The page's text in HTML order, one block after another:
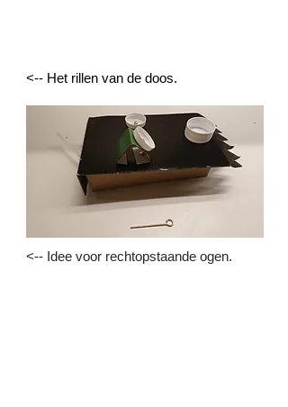
<-- Het rillen van de doos.
<-- Idee voor rechtopstaande ogen.